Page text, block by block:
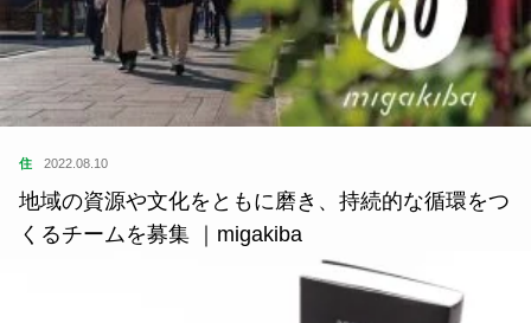
住 2022.08.10
地域の資源や文化をともに磨き、持続的な循環をつ
くるチームを募集 ｜migakiba